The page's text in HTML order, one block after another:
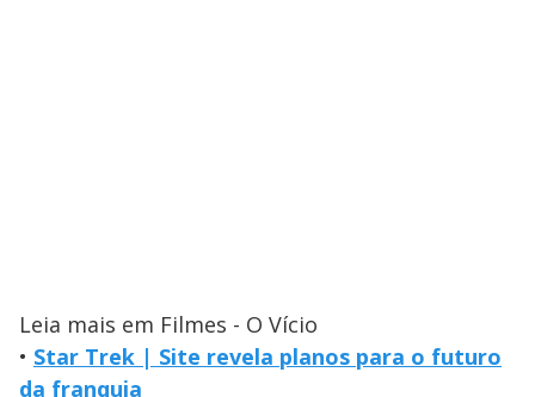
Leia mais em Filmes - O Vício
• Star Trek | Site revela planos para o futuro
da franquia